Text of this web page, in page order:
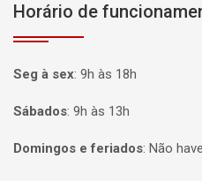
Horário de
Seg à sex: 9h às 18h
Sábados: 9h às 13h
Domingos e feriados: Não